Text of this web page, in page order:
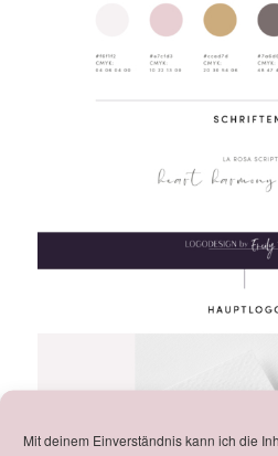
Mit deinem Einverständnis kann ich die